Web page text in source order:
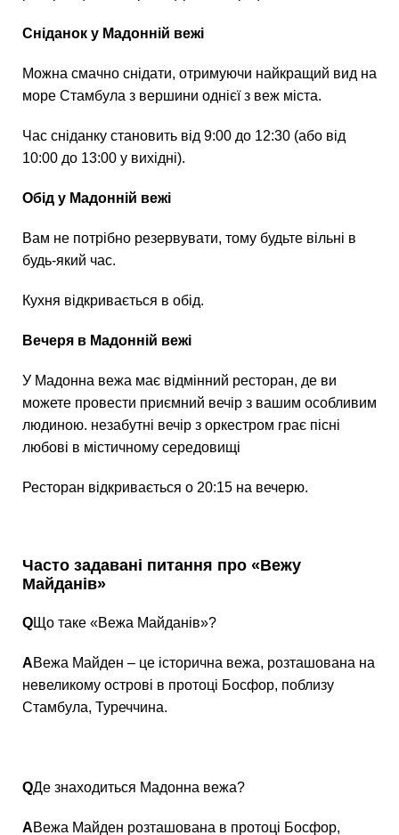
Сніданок у Мадонній вежі
Можна смачно снідати, отримуючи найкращий вид на
море Стамбула з вершини однієї з веж міста.
Час сніданку становить від 9:00 до 12:30 (або від
10:00 до 13:00 у вихідні).
Обід у Мадонній вежі
Вам не потрібно резервувати, тому будьте вільні в
будь-який час.
Кухня відкривається в обід.
Вечеря в Мадонній вежі
У Мадонна вежа має відмінний ресторан, де ви
можете провести приємний вечір з вашим особливим
людиною. незабутні вечір з оркестром грає пісні
любові в містичному середовищі
Ресторан відкривається о 20:15 на вечерю.
Часто задавані питання про «Вежу
Майданів»
QЩо таке «Вежа Майданів»?
АВежа Майден – це історична вежа, розташована на
невеликому острові в протоці Босфор, поблизу
Стамбула, Туреччина.
QДе знаходиться Мадонна вежа?
АВежа Майден розташована в протоці Босфор,